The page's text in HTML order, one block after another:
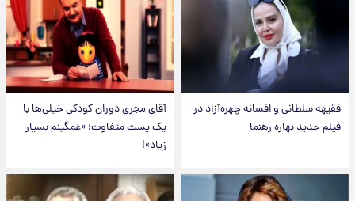
فقیهه سلطانی و افسانه چهره‌آزاد در
فیلم جدید بهاره رهنما
آقای مجریِ دوران کودکی خیلی‌ها با
یک پست متفاوت؛ «غمگینم بسیار
زیاد»!